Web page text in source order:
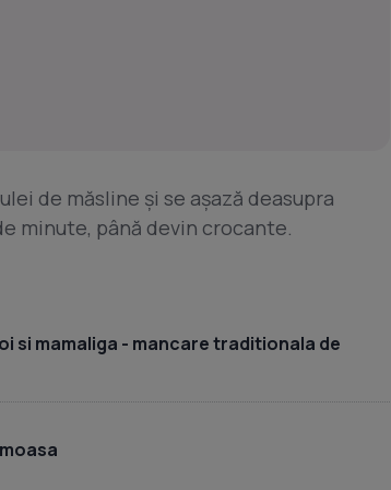
de măsline şi se aşază deasupra
minute, până devin crocante.
si mamaliga - mancare traditionala de